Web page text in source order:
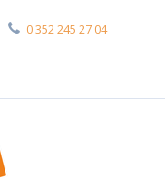
0 352 245 27 04